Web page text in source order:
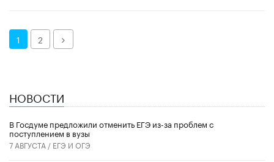
1 2 Далее
НОВОСТИ
В Госдуме предложили отменить ЕГЭ из-за проблем с
поступлением в вузы
7 АВГУСТА / ЕГЭ И ОГЭ